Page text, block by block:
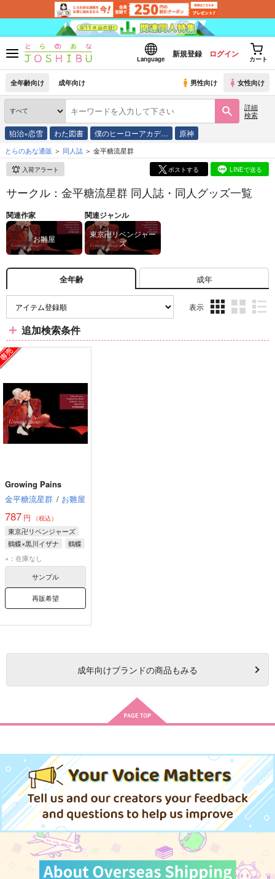
Language
新規登録 ログイン
カート
全年齢向け 成年向け 男性向け 女性向け
詳細
検索
狛治×恋雪 わた図書 僕のヒーローアカデ… 原神
とらのあな通販 同人誌 金平糖流星群
入荷アラート ポストする LINEで送る
サークル：金平糖流星群 同人誌・同人グッズ一覧
関連作家
お雛屋
関連ジャンル
東京卍リベンジャー
ズ
全年齢 成年
表示
ム
ム
ム
追加検索条件
Growing Pains
金平糖流星群 / お雛屋
787 円 （税込）
東京卍リベンジャーズ
鶴蝶×黒川イザナ
鶴蝶
黒川イザナ
×：在庫なし
サンプル
再販希望
成年向けブランドの商品もみる